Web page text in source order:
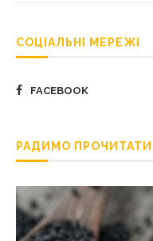
СОЦІАЛЬНІ МЕРЕЖІ
FACEBOOK
РАДИМО ПРОЧИТАТИ